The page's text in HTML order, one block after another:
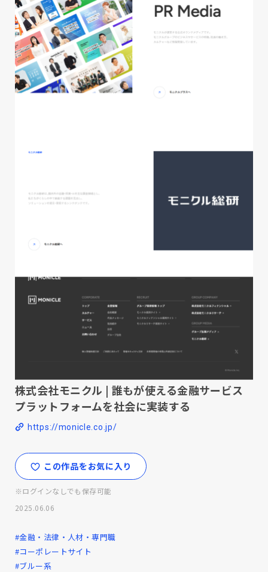
株式会社モニクル | 誰もが使える金融サービス
プラットフォームを社会に実装する
https://monicle.co.jp/
この作品をお気に入り
※ログインなしでも保存可能
2025.06.06
#金融・法律・人材・専門職
#コーポレートサイト
#ブルー系